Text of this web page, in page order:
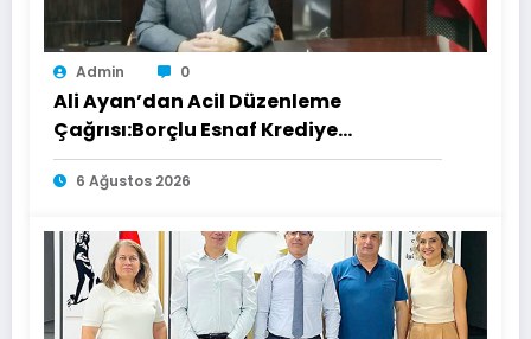
Admin 0
Ali Ayan’dan Acil Düzenleme
Çağrısı:Borçlu Esnaf Krediye
Ulaşamıyor
6 Ağustos 2026